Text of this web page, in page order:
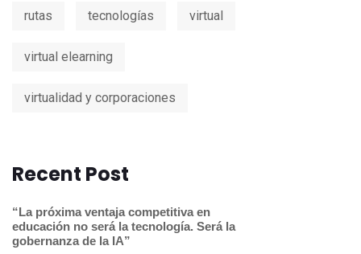
rutas tecnologías virtual
virtual elearning
virtualidad y corporaciones
Recent Post
“La próxima ventaja competitiva en
educación no será la tecnología. Será la
gobernanza de la IA”